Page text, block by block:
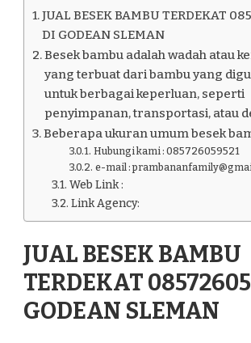
JUAL BESEK BAMBU TERDEKAT
DI GODEAN SLEMAN
Besek bambu adalah wadah atau
yang terbuat dari bambu yang
untuk berbagai keperluan, seperti
penyimpanan, transportasi, atau
Beberapa ukuran umum besek
Hubungi kami : 085726059521
e-mail :
Web Link :
Link Agency:
JUAL BESEK BAMBU
TERDEKAT
GODEAN SLEMAN